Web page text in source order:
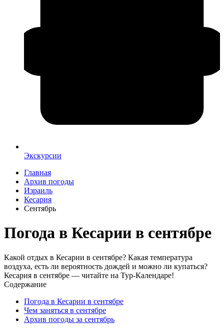
Экскурсии
Главная
Архив погоды
Израиль
Кесария
Сентябрь
Погода в Кесарии в сентябре
Какой отдых в Кесарии в сентябре? Какая температура
воздуха, есть ли вероятность дождей и можно ли купаться?
Кесария в сентябре — читайте на Тур-Календаре!
Содержание
Погода в Кесарии в сентябре
Чем заняться в сентябре
Архив погоды за сентябрь